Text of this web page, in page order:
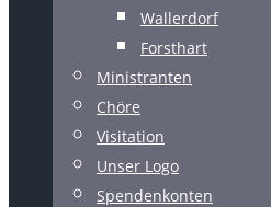
Wallerdorf
Forsthart
Ministranten
Chöre
Visitation
Unser Logo
Spendenkonten